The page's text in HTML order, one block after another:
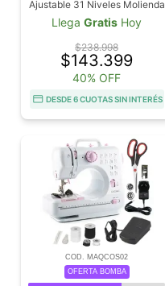
Ajustable 31 Niveles Molienda
Control Digital
Llega Gratis Hoy
$238.998
$143.399
40% OFF
DESDE 6 CUOTAS SIN INTERÉS
COD. MAQCOS02
OFERTA BOMBA